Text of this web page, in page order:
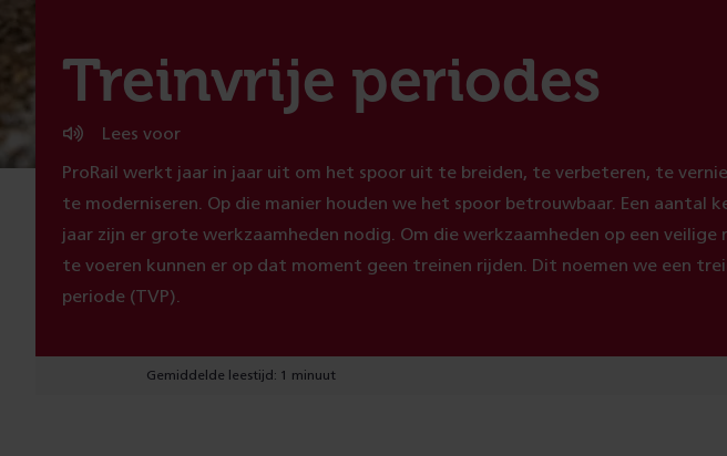
:
Treinvrije periodes
Lees voor
ProRail werkt jaar in jaar uit om het spoor uit te breiden, te verbeteren, te
te moderniseren. Op die manier houden we het spoor betrouwbaar. Een aantal
jaar zijn er grote werkzaamheden nodig. Om die werkzaamheden op een veilige
te voeren kunnen er op dat moment geen treinen rijden. Dit noemen we een
periode (TVP).
Gemiddelde leestijd: 1 minuut